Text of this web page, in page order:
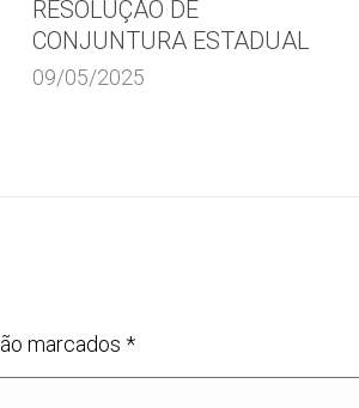
RESOLUÇÃO DE
CONJUNTURA ESTADUAL
09/05/2025
marcados *